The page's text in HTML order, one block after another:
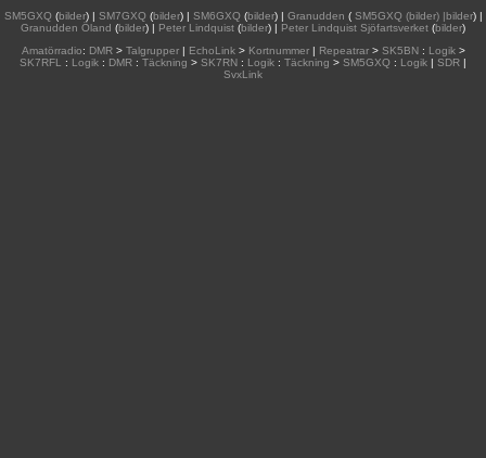
SM5GXQ(bilder) | SM7GXQ(bilder) | SM6GXQ(bilder) | Granudden (SM5GXQ (bilder) |bilder) |
Granudden Öland (bilder) | Peter Lindquist (bilder) | Peter Lindquist Sjöfartsverket (bilder)
Amatörradio: DMR> Talgrupper| EchoLink> Kortnummer| Repeatrar> SK5BN: Logik>
SK7RFL
: Logik : DMR : Täckning > SK7RN : Logik : Täckning > SM5GXQ : Logik | SDR |
SvxLink